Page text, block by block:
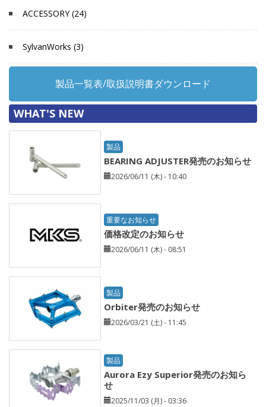
ACCESSORY (24)
SylvanWorks (3)
製品一覧表/取扱説明書ダウンロード
WHAT'S NEW
製品
BEARING ADJUSTER発売のお知らせ
2026/06/11 (木) - 10:40
重要なお知らせ
価格改定のお知らせ
2026/06/11 (木) - 08:51
製品
Orbiter発売のお知らせ
2026/03/21 (土) - 11:45
製品
Aurora Ezy Superior発売のお知ら
せ
2025/11/03 (月) - 03:36